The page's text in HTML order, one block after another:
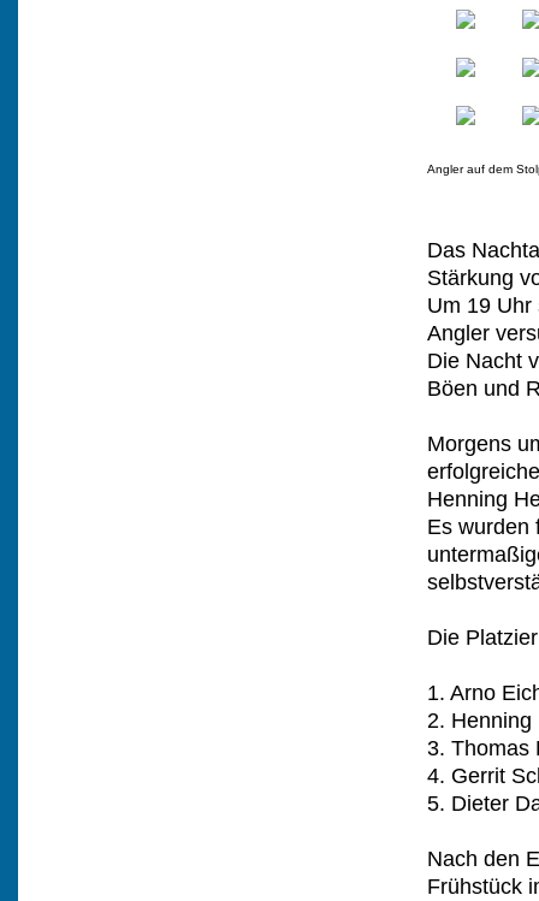
Angler auf dem
Das
Stärkung
Um 19 Uhr
Angler
Die Nacht
Böen und
Morgens
Henning
Es wurden
Die
1. Arno
2. Henning
3. Thomas
4. Gerrit
5. Dieter
Nach den
Frühstück